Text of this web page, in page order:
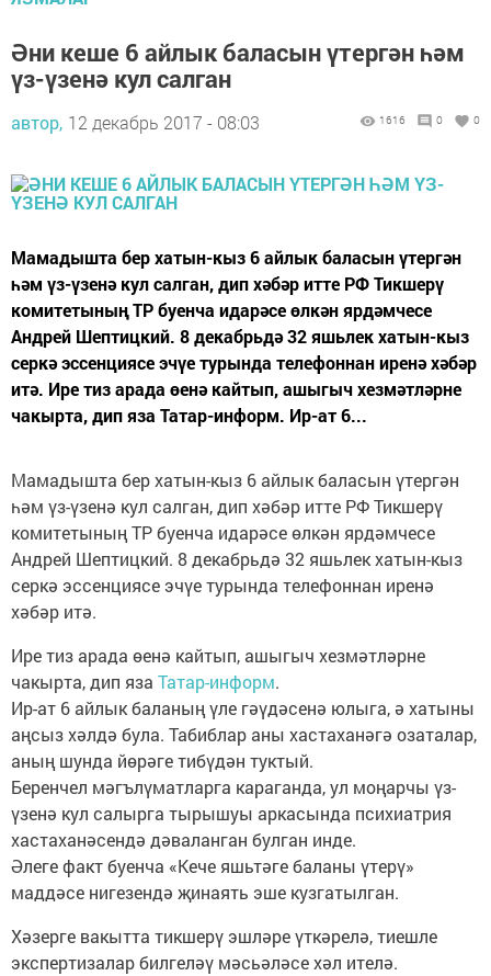
Әни кеше 6 айлык баласын үтергән һәм
үз-үзенә кул салган
автор, 12 декабрь 2017 - 08:03 1616 0 0
Мамадышта бер хатын-кыз 6 айлык баласын үтергән
һәм үз-үзенә кул салган, дип хәбәр итте РФ Тикшерү
комитетының ТР буенча идарәсе өлкән ярдәмчесе
Андрей Шептицкий. 8 декабрьдә 32 яшьлек хатын-кыз
серкә эссенциясе эчүе турында телефоннан иренә хәбәр
итә. Ире тиз арада өенә кайтып, ашыгыч хезмәтләрне
чакырта, дип яза Татар-информ. Ир-ат 6...
Мамадышта бер хатын-кыз 6 айлык баласын үтергән
һәм үз-үзенә кул салган, дип хәбәр итте РФ Тикшерү
комитетының ТР буенча идарәсе өлкән ярдәмчесе
Андрей Шептицкий. 8 декабрьдә 32 яшьлек хатын-кыз
серкә эссенциясе эчүе турында телефоннан иренә
хәбәр итә.
Ире тиз арада өенә кайтып, ашыгыч хезмәтләрне
чакырта, дип яза Татар-информ.
Ир-ат 6 айлык баланың үле гәүдәсенә юлыга, ә хатыны
аңсыз хәлдә була. Табиблар аны хастаханәгә озаталар,
аның шунда йөрәге тибүдән туктый.
Беренчел мәгълүматларга караганда, ул моңарчы үз-
үзенә кул салырга тырышуы аркасында психиатрия
хастаханәсендә дәваланган булган инде.
Әлеге факт буенча «Кече яшьтәге баланы үтерү»
маддәсе нигезендә җинаять эше кузгатылган.
Хәзерге вакытта тикшерү эшләре үткәрелә, тиешле
экспертизалар билгеләү мәсьәләсе хәл ителә.